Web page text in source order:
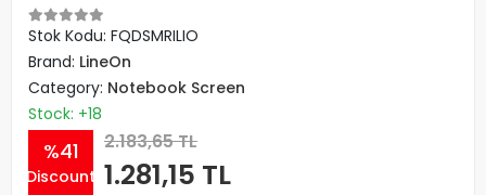
Stok Kodu: FQDSMRILIO
Brand: LineOn
Category: Notebook Screen
Stock: +18
%41
Discount
2.183,65 TL
1.281,15 TL